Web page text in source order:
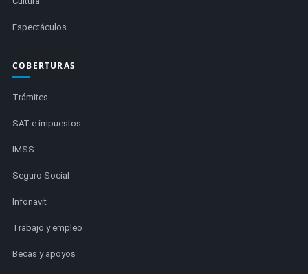
Espectáculos
COBERTURAS
Trámites
SAT e impuestos
IMSS
Seguro Social
Infonavit
Trabajo y empleo
Becas y apoyos